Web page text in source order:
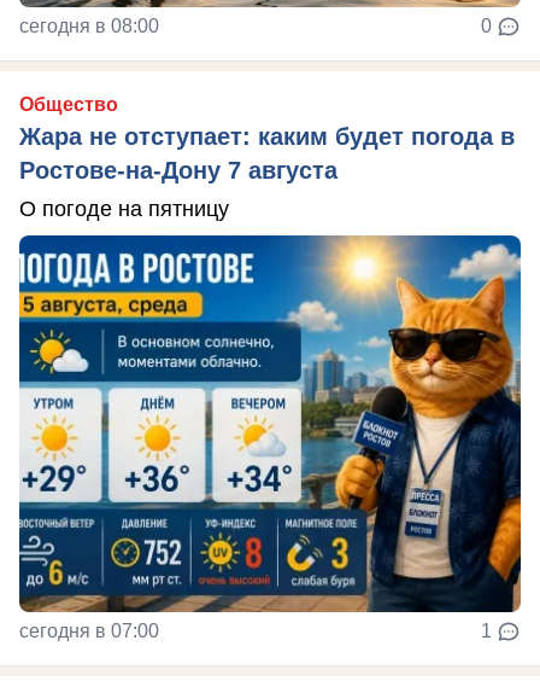
сегодня в 08:00 0
Общество
Жара не отступает: каким будет погода в
Ростове-на-Дону 7 августа
О погоде на пятницу
сегодня в 07:00 1